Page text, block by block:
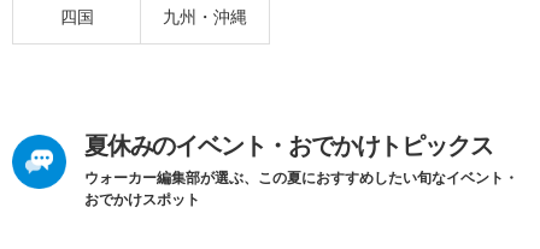
四国 九州・沖縄
夏休みのイベント・おでかけトピックス
ウォーカー編集部が選ぶ、この夏におすすめしたい旬なイベント・
おでかけスポット